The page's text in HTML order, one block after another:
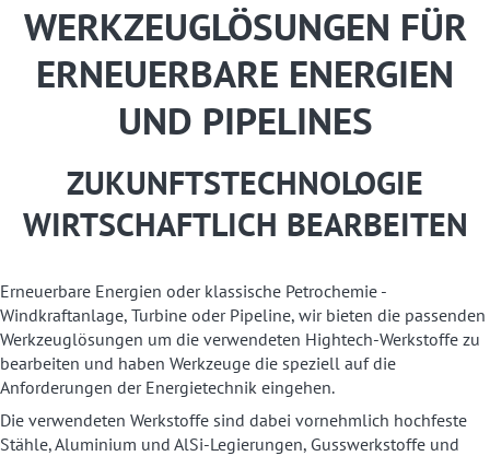
WERKZEUGLÖSUNGEN FÜR
ERNEUERBARE ENERGIEN
UND PIPELINES
ZUKUNFTSTECHNOLOGIE
WIRTSCHAFTLICH BEARBEITEN
Erneuerbare Energien oder klassische Petrochemie -
Windkraftanlage, Turbine oder Pipeline, wir bieten die passenden
Werkzeuglösungen um die verwendeten Hightech-Werkstoffe zu
bearbeiten und haben Werkzeuge die speziell auf die
Anforderungen der Energietechnik eingehen.
Die verwendeten Werkstoffe sind dabei vornehmlich hochfeste
Stähle, Aluminium und AlSi-Legierungen, Gusswerkstoffe und